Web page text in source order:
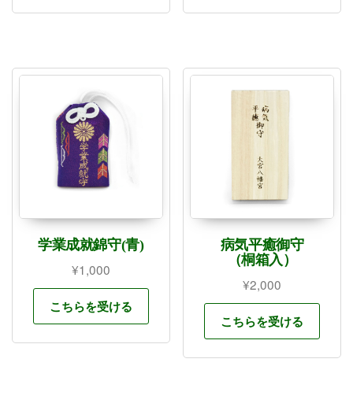
学業成就錦守(青)
¥1,000
こちらを受ける
病気平癒御守
（桐箱入）
¥2,000
こちらを受ける